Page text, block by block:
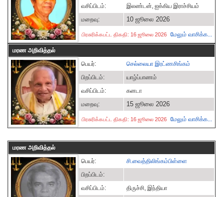
வசிப்பிடம்:
இலண்டன், ஐக்கிய இராச்சியம்
மறைவு:
10 ஜூலை 2026
பிரசுரிக்கபட்ட திகதி: 16 ஜூலை 2026 மேலும் வாசிக்க...
மரண அறிவித்தல்
பெயர்:
செல்லையா இரட்ணசிங்கம்
பிறப்பிடம்:
யாழ்ப்பாணம்
வசிப்பிடம்:
கனடா
மறைவு:
15 ஜூலை 2026
பிரசுரிக்கபட்ட திகதி: 16 ஜூலை 2026 மேலும் வாசிக்க...
மரண அறிவித்தல்
பெயர்:
சி.வைத்திலிங்கம்பிள்ளை
பிறப்பிடம்:
வசிப்பிடம்:
திருச்சி, இந்தியா